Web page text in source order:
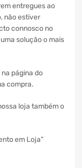
entregues ao
não estiver
connosco no
solução o mais
página do
compra.
loja também o
em Loja”